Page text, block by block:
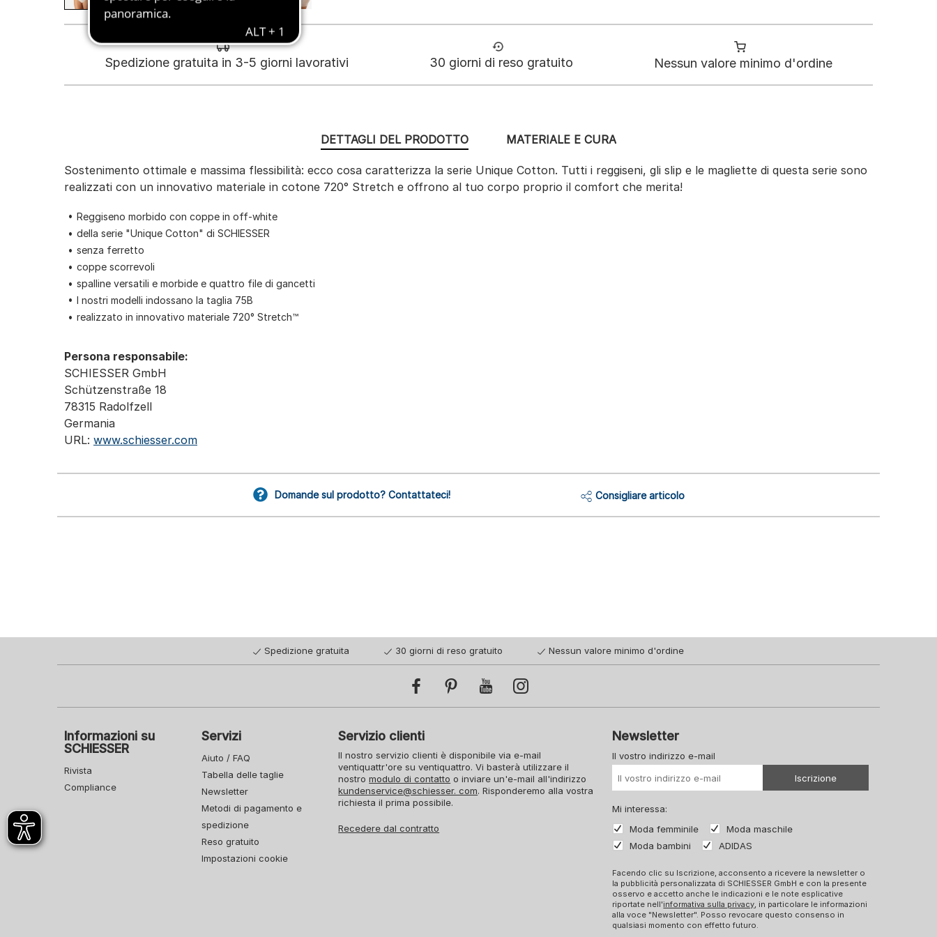
Spedizione gratuita in 3-5 giorni lavorativi 30 giorni di reso gratuito Nessun valore minimo d'ordine
DETTAGLI DEL PRODOTTO
Sostenimento ottimale e massima flessibilità: ecco cosa caratterizza la serie Unique Cotton. Tutti i reggiseni, gli slip e le magliette di questa serie sono
realizzati con un innovativo materiale in cotone 720° Stretch e offrono al tuo corpo proprio il comfort che merita!
Reggiseno morbido con coppe in off-white
della serie "Unique Cotton" di SCHIESSER
senza ferretto
coppe scorrevoli
spalline versatili e morbide e quattro file di gancetti
I nostri modelli indossano la taglia 75B
realizzato in innovativo materiale 720° Stretch™
Persona responsabile:
SCHIESSER GmbH
Schützenstraße 18
78315 Radolfzell
Germania
URL: www.schiesser.com
MATERIALE E CURA
Domande sul prodotto? Contattateci! Consigliare articolo
Spedizione gratuita 30 giorni di reso gratuito Nessun valore minimo d'ordine
Informazioni su
SCHIESSER
Rivista
Compliance
Servizi
Aiuto / FAQ
Tabella delle taglie
Newsletter
Metodi di pagamento e
spedizione
Reso gratuito
Impostazioni cookie
Servizio clienti
Il nostro servizio clienti è disponibile via e-mail
ventiquattr'ore su ventiquattro. Vi basterà utilizzare il
nostromodulo di contatto o inviare un'e-mail all'indirizzo
kundenservice@schiesser. com. Risponderemo alla vostra
richiesta il prima possibile.
Recedere dal contratto
Newsletter
Il vostro indirizzo e-mail
Iscrizione
Mi interessa:
Moda femminile
Moda maschile
Moda bambini
ADIDAS
Facendo clic su Iscrizione, acconsento a ricevere la newsletter o
la pubblicità personalizzata di SCHIESSER GmbH e con la presente
osservo e accetto anche le indicazioni e le note esplicative
riportate nell'informativa sulla privacy, in particolare le informazioni
alla voce "Newsletter". Posso revocare questo consenso in
qualsiasi momento con effetto futuro.